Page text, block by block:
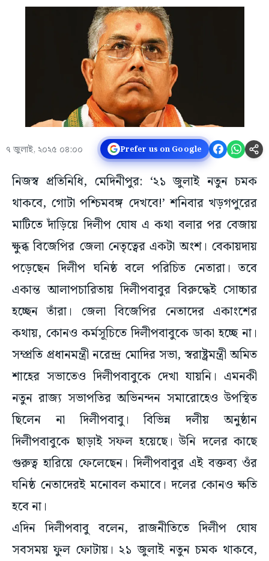
৭ জুলাই, ২০২৫ ০৪:০০ Prefer us on Google
নিজস্ব প্রতিনিধি, মেদিনীপুর: ‘২১ জুলাই নতুন চমক
থাকবে, গোটা পশ্চিমবঙ্গ দেখবে!’ শনিবার খড়গপুরের
মাটিতে দাঁড়িয়ে দিলীপ ঘোষ এ কথা বলার পর বেজায়
ক্ষুব্ধ বিজেপির জেলা নেতৃত্বের একটা অংশ। বেকায়দায়
পড়েছেন দিলীপ ঘনিষ্ঠ বলে পরিচিত নেতারা। তবে
একান্ত আলাপচারিতায় দিলীপবাবুর বিরুদ্ধেই সোচ্চার
হচ্ছেন তাঁরা। জেলা বিজেপির নেতাদের একাংশের
কথায়, কোনও কর্মসূচিতে দিলীপবাবুকে ডাকা হচ্ছে না।
সম্প্রতি প্রধানমন্ত্রী নরেন্দ্র মোদির সভা, স্বরাষ্ট্রমন্ত্রী অমিত
শাহের সভাতেও দিলীপবাবুকে দেখা যায়নি। এমনকী
নতুন রাজ্য সভাপতির অভিনন্দন সমারোহেও উপস্থিত
ছিলেন না দিলীপবাবু। বিভিন্ন দলীয় অনুষ্ঠান
দিলীপবাবুকে ছাড়াই সফল হয়েছে। উনি দলের কাছে
গুরুত্ব হারিয়ে ফেলেছেন। দিলীপবাবুর এই বক্তব্য ওঁর
ঘনিষ্ঠ নেতাদেরই মনোবল কমাবে। দলের কোনও ক্ষতি
হবে না।
এদিন দিলীপবাবু বলেন, রাজনীতিতে দিলীপ ঘোষ
সবসময় ফুল ফোটায়। ২১ জুলাই নতুন চমক থাকবে,